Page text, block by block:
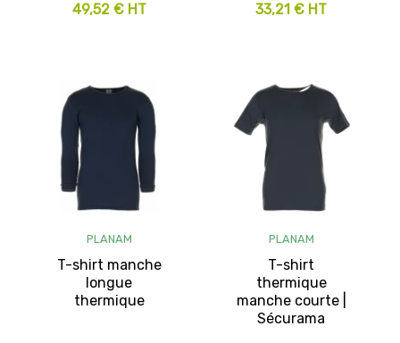
49,52 € HT 33,21 € HT
PLANAM
T-shirt manche
longue
thermique
PLANAM
T-shirt
thermique
manche courte |
Sécurama